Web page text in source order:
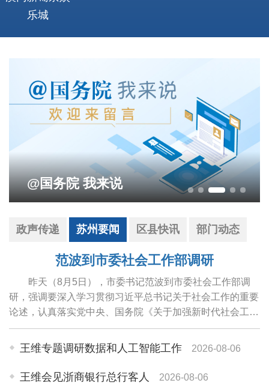
乐城
影响营商环境建设问题线索征集
政声传递 苏州要闻 区县快讯 部门动态
范波到市委社会工作部调研
昨天（8月5日），市委书记范波到市委社会工作部调
研，强调要深入学习贯彻习近平总书记关于社会工作的重要
论述，认真落实党中央、国务院《关于加强新时代社会工作
的意见》精神，坚持和加强党对社会工作的全面领导，扛责
在肩、改革创新，下功夫研究新情况、解决...
王维专题调研数据和人工智能工作 2026-08-06
王维会见浙商银行总行客人 2026-08-06